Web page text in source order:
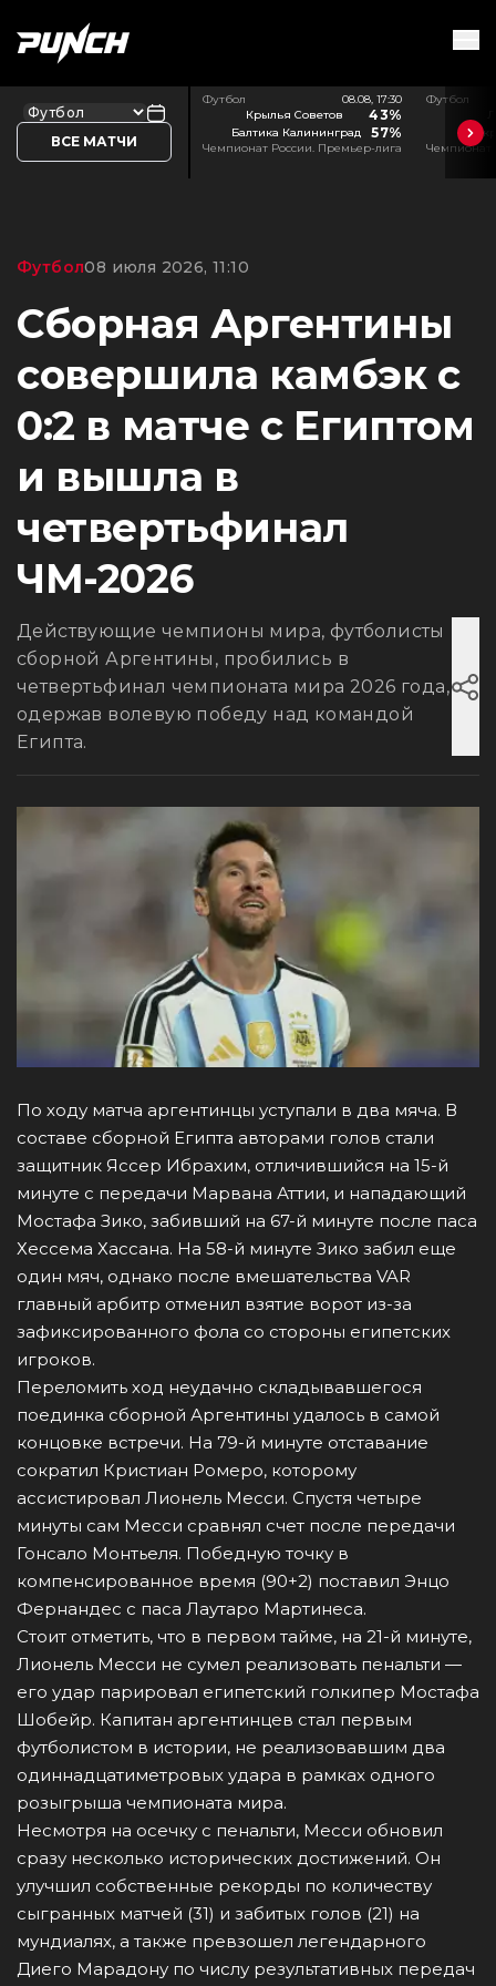
ВСЕ МАТЧИ
Футбол
08.08, 17:30
Крылья Советов
43%
Балтика Калининград 57%
Чемпионат России. Премьер-лига
Футбол
Чемпионат
Футбол08 июля 2026, 11:10
Сборная Аргентины
совершила камбэк с
0:2 в матче с Египтом
и вышла в
четвертьфинал
ЧМ-2026
Действующие чемпионы мира, футболисты
сборной Аргентины, пробились в
четвертьфинал чемпионата мира 2026 года,
одержав волевую победу над командой
Египта.
По ходу матча аргентинцы уступали в два мяча. В
составе сборной Египта авторами голов стали
защитник Яссер Ибрахим, отличившийся на 15-й
минуте с передачи Марвана Аттии, и нападающий
Мостафа Зико, забивший на 67-й минуте после паса
Хессема Хассана. На 58-й минуте Зико забил еще
один мяч, однако после вмешательства VAR
главный арбитр отменил взятие ворот из-за
зафиксированного фола со стороны египетских
игроков.
Переломить ход неудачно складывавшегося
поединка сборной Аргентины удалось в самой
концовке встречи. На 79-й минуте отставание
сократил Кристиан Ромеро, которому
ассистировал Лионель Месси. Спустя четыре
минуты сам Месси сравнял счет после передачи
Гонсало Монтьеля. Победную точку в
компенсированное время (90+2) поставил Энцо
Фернандес с паса Лаутаро Мартинеса.
Стоит отметить, что в первом тайме, на 21-й минуте,
Лионель Месси не сумел реализовать пенальти —
его удар парировал египетский голкипер Мостафа
Шобейр. Капитан аргентинцев стал первым
футболистом в истории, не реализовавшим два
одиннадцатиметровых удара в рамках одного
розыгрыша чемпионата мира.
Несмотря на осечку с пенальти, Месси обновил
сразу несколько исторических достижений. Он
улучшил собственные рекорды по количеству
сыгранных матчей (31) и забитых голов (21) на
мундиалях, а также превзошел легендарного
Диего Марадону по числу результативных передач